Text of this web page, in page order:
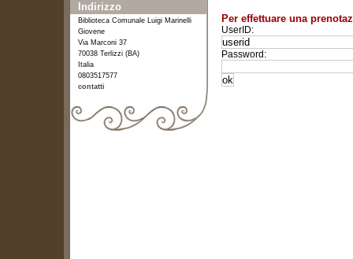
Per effettuare una
UserID:
Password:
Indirizzo
Biblioteca Comunale Luigi Marinelli
Giovene
Via Marconi 37
70038 Terlizzi (BA)
Italia
0803517577
contatti